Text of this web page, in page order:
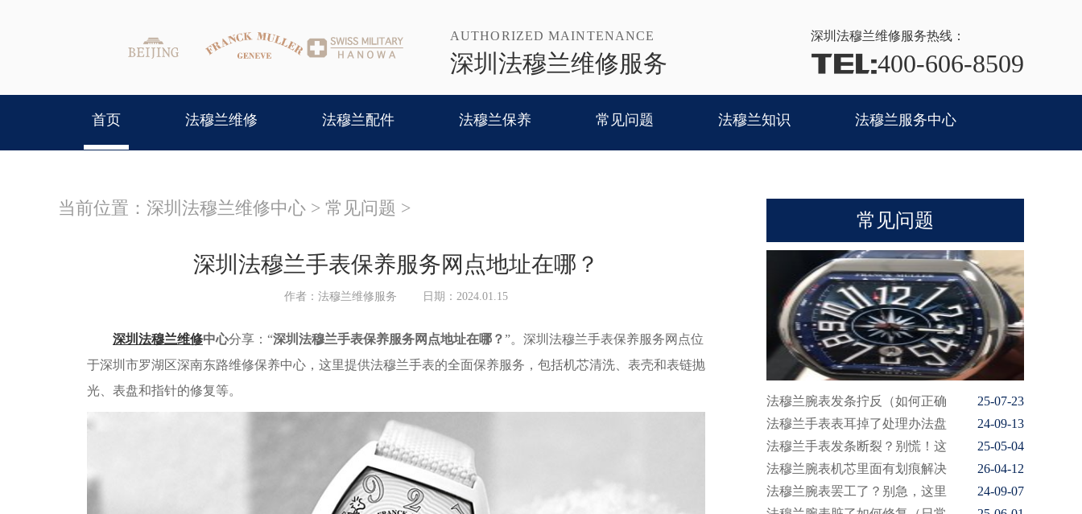
AUTHORIZED MAINTENANCE
深圳法穆兰维修服务
深圳法穆兰维修服务热线：
TEL:400-606-8509
首页 法穆兰维修 法穆兰配件 法穆兰保养 常见问题 法穆兰知识 法穆兰服务中心
当前位置： 深圳法穆兰维修中心 > 常见问题 >
深圳法穆兰手表保养服务网点地址在哪？
作者：法穆兰维修服务 日期：2024.01.15
深圳法穆兰维修中心分享：“深圳法穆兰手表保养服务网点地址在哪？”。深圳法穆兰手表保养服务网点位
于深圳市罗湖区深南东路维修保养中心，这里提供法穆兰手表的全面保养服务，包括机芯清洗、表壳和表链抛
光、表盘和指针的修复等。
常见问题
法穆兰腕表发条拧反（如何正确
25-07-23
法穆兰手表表耳掉了处理办法盘
24-09-13
法穆兰手表发条断裂？别慌！这
25-05-04
法穆兰腕表机芯里面有划痕解决
26-04-12
法穆兰腕表罢工了？别急，这里
24-09-07